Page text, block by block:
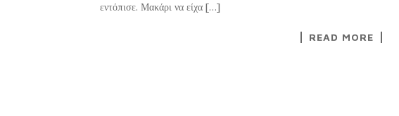
εντόπισε. Μακάρι να είχα […]
READ MORE